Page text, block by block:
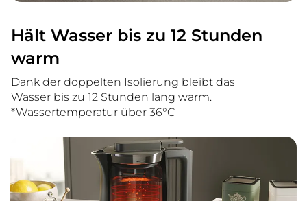
Hält Wasser bis zu 12 Stunden
warm
Dank der doppelten Isolierung bleibt das
Wasser bis zu 12 Stunden lang warm.
*Wassertemperatur über 36°C